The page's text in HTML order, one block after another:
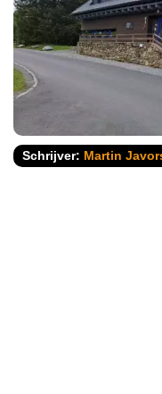
Schrijver: Martin